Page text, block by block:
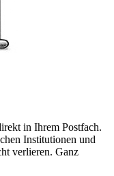
in Ihrem Postfach.
Institutionen und
verlieren. Ganz